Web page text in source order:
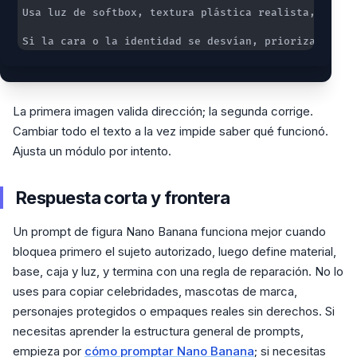
Si la cara o la identidad se desvían, prioriza la
La primera imagen valida dirección; la segunda corrige.
Cambiar todo el texto a la vez impide saber qué funcionó.
Ajusta un módulo por intento.
Respuesta corta y frontera
Un prompt de figura Nano Banana funciona mejor cuando
bloquea primero el sujeto autorizado, luego define material,
base, caja y luz, y termina con una regla de reparación. No lo
uses para copiar celebridades, mascotas de marca,
personajes protegidos o empaques reales sin derechos. Si
necesitas aprender la estructura general de prompts,
empieza por cómo promptar Nano Banana; si necesitas